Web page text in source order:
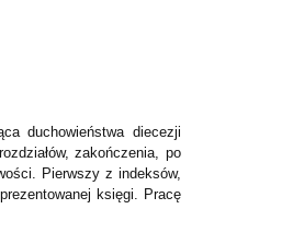
duchowieństwa diecezji
zakończenia, po
Pierwszy z indeksów,
księgi. Pracę